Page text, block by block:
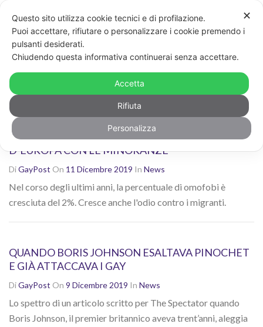
CERCA
Ricerca risultati per: "omofobia"
Non sei contento dei risultati? Cerca di nuovo con altre
parole chiave
GLI ITALIANI SONO TRA I MENO TOLLERANTI
D’EUROPA CON LE MINORANZE
DiGayPost On 11 Dicembre 2019 In News
Nel corso degli ultimi anni, la percentuale di omofobi è
cresciuta del 2%. Cresce anche l'odio contro i migranti.
QUANDO BORIS JOHNSON ESALTAVA PINOCHET
E GIÀ ATTACCAVA I GAY
DiGayPost On 9 Dicembre 2019 In News
Lo spettro di un articolo scritto per The Spectator quando
Boris Johnson, il premier britannico aveva trent’anni, aleggia
✕
Questo sito utilizza cookie tecnici e di profilazione.
Puoi accettare, rifiutare o personalizzare i cookie premendo i
pulsanti desiderati.
Chiudendo questa informativa continuerai senza accettare.
Accetta
Rifiuta
Personalizza